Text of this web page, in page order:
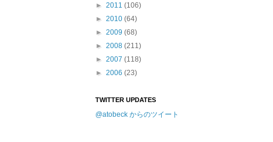
► 2011 (106)
► 2010 (64)
► 2009 (68)
► 2008 (211)
► 2007 (118)
► 2006 (23)
TWITTER UPDATES
@atobeck からのツイート